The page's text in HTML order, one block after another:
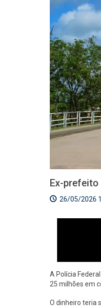
Ex-prefeito
26/05/2026
A Polícia
25 milhões em
O dinheiro teria